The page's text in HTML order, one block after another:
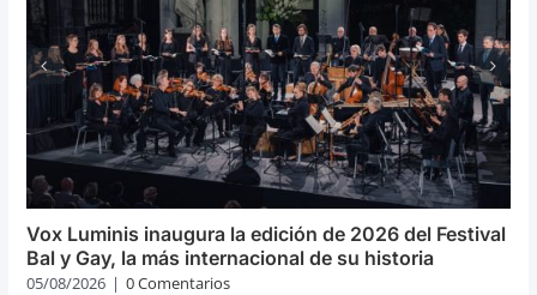
Vox Luminis inaugura la edición de 2026 del Festival
Bal y Gay, la más internacional de su historia
05/08/2026 | 0 Comentarios